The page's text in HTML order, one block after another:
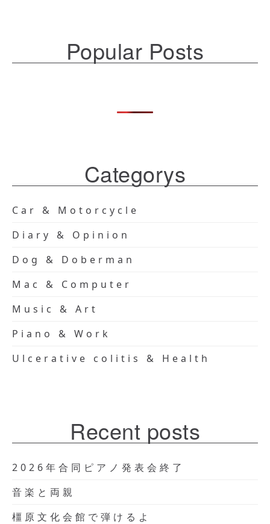
Popular Posts
Categorys
Car & Motorcycle
Diary & Opinion
Dog & Doberman
Mac & Computer
Music & Art
Piano & Work
Ulcerative colitis & Health
Recent posts
2026年合同ピアノ発表会終了
音楽と両親
橿原文化会館で弾けるよ